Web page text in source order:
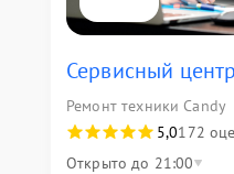
Сервисный
Ремонт техники Candy
5,0172
Открыто до 21:00